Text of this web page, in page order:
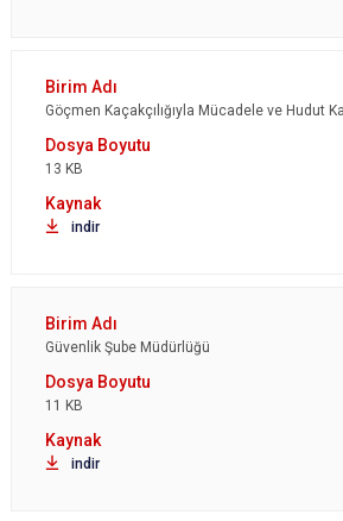
Göçmen Kaçakçılığıyla Mücadele ve Hudut
13 KB
indir
Güvenlik Şube Müdürlüğü
11 KB
indir